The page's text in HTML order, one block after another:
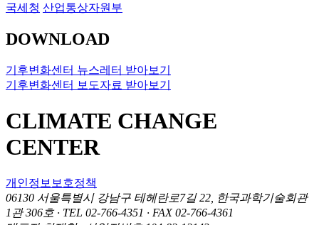
국세청 산업통상자원부
DOWNLOAD
기후변화센터 뉴스레터 받아보기
기후변화센터 보도자료 받아보기
CLIMATE CHANGE
CENTER
개인정보보호정책
06130 서울특별시 강남구 테헤란로7길 22, 한국과학기술회관
1관 306호· TEL 02-766-4351 · FAX 02-766-4361